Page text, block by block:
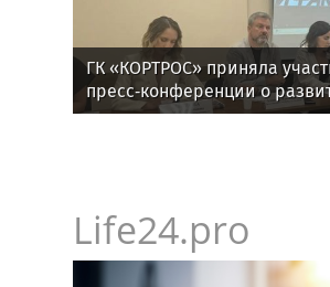
ГК «КОРТРОС» приняла
пресс‑конференции о
отрасли в Челябинске
Life24.pro